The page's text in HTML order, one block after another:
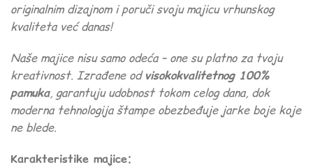
originalnim dizajnom i poruči svoju majicu vrhunskog
kvaliteta već danas!
Naše majice nisu samo odeća – one su platno za tvoju
kreativnost. Izrađene odvisokokvalitetnog 100%
pamuka, garantuju udobnost tokom celog dana, dok
moderna tehnologija štampe obezbeđuje jarke boje koje
ne blede.
Karakteristike majice: